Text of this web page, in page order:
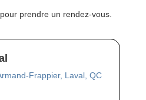
prendre un rendez-vous.
Frappier, Laval, QC